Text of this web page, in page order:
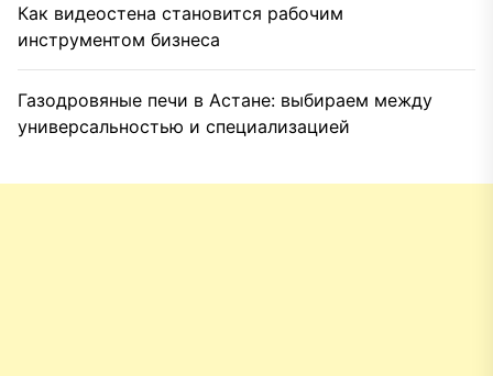
Как видеостена становится рабочим
инструментом бизнеса
Газодровяные печи в Астане: выбираем между
универсальностью и специализацией